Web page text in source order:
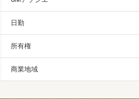
日勤
所有権
商業地域